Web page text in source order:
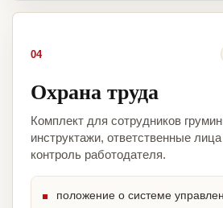
04
Охрана труда
Комплект для сотрудников
инструктажи, ответственные
контроль работодателя.
положение о системе